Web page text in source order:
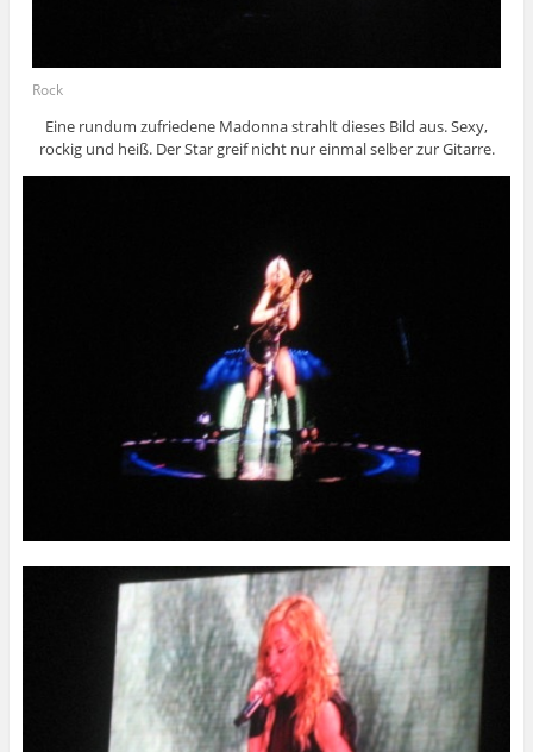
Rock
Eine rundum zufriedene Madonna strahlt dieses Bild aus. Sexy,
rockig und heiß. Der Star greif nicht nur einmal selber zur Gitarre.